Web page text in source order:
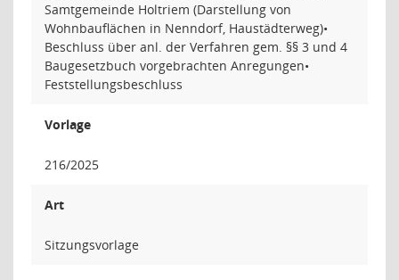
Samtgemeinde Holtriem (Darstellung von
Wohnbauflächen in Nenndorf, Haustädterweg)•
Beschluss über anl. der Verfahren gem. §§ 3 und 4
Baugesetzbuch vorgebrachten Anregungen•
Feststellungsbeschluss
Vorlage
216/2025
Art
Sitzungsvorlage